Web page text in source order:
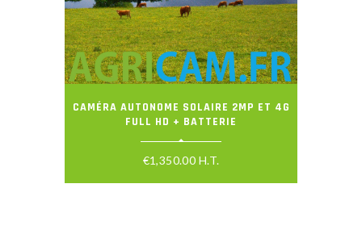
CAMÉRA AUTONOME SOLAIRE 2MP ET 4G
FULL HD + BATTERIE
€1,350.00 H.T.